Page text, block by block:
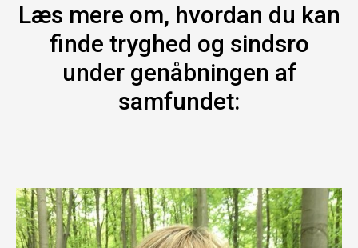
Læs mere om, hvordan du kan
finde tryghed og sindsro
under genåbningen af
samfundet: